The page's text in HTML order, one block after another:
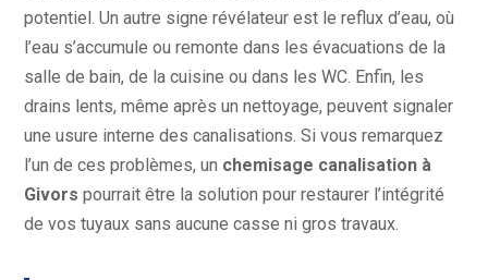
potentiel. Un autre signe révélateur est le reflux d’eau, où
l’eau s’accumule ou remonte dans les évacuations de la
salle de bain, de la cuisine ou dans les WC. Enfin, les
drains lents, même après un nettoyage, peuvent signaler
une usure interne des canalisations. Si vous remarquez
l’un de ces problèmes, un chemisage canalisation à
Givors pourrait être la solution pour restaurer l’intégrité
de vos tuyaux sans aucune casse ni gros travaux.